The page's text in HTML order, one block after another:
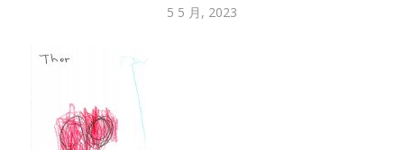
5 5 月, 2023